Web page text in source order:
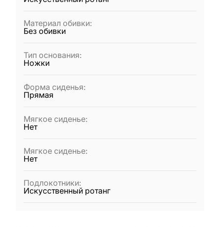
Материал обивки:
Без обивки
Тип основания:
Ножки
Форма сиденья:
Прямая
Мягкое сиденье:
Нет
Мягкое сиденье:
Нет
Подлокотники:
Искусственный ротанг